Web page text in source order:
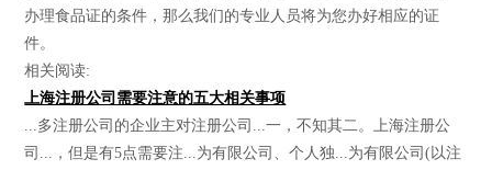
办理食品证的条件，那么我们的专业人员将为您办好相应的证
件。
相关阅读:
上海注册公司需要注意的五大相关事项
...多注册公司的企业主对注册公司...一，不知其二。上海注册公
司...，但是有5点需要注...为有限公司、个人独...为有限公司(以注